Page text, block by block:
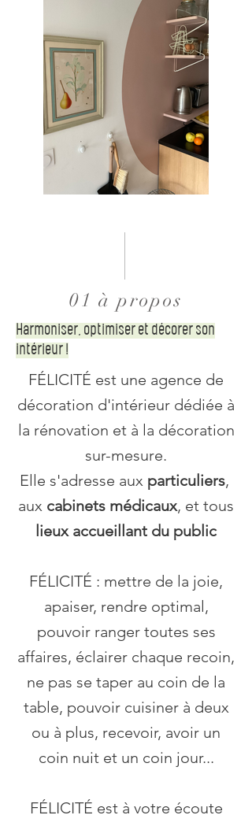
01 à propos
Harmoniser, optimiser et décorer son
intérieur !
FÉLICITÉ est une agence de
décoration d'intérieur dédiée à
la rénovation et à la décoration
sur-mesure.
Elle s'adresse aux particuliers,
aux cabinets médicaux, et tous
lieux accueillant du public
FÉLICITÉ : mettre de la joie,
apaiser, rendre optimal,
pouvoir ranger toutes ses
affaires, éclairer chaque recoin,
ne pas se taper au coin de la
table, pouvoir cuisiner à deux
ou à plus, recevoir, avoir un
coin nuit et un coin jour...
FÉLICITÉ est à votre écoute